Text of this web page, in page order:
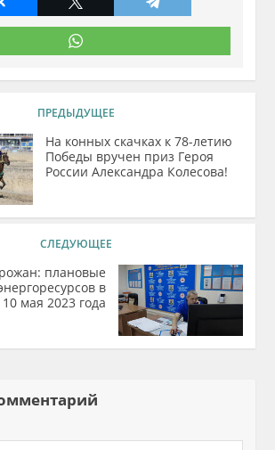
ПРЕДЫДУЩЕЕ
На конных скачках к 78-летию
Победы вручен приз Героя
России Александра Колесова!
СЛЕДУЮЩЕЕ
плановые
в
10 мая 2023 года